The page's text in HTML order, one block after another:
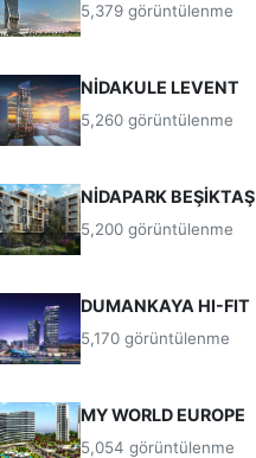
5,379 görüntülenme
NİDAKULE LEVENT
5,260 görüntülenme
NİDAPARK BEŞİKTAŞ
5,200 görüntülenme
DUMANKAYA HI-FIT
5,170 görüntülenme
MY WORLD EUROPE
5,054 görüntülenme